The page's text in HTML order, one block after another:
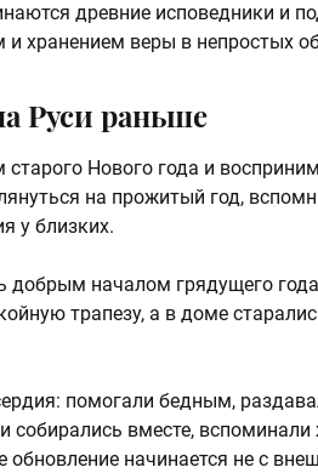
древние исповедники и
хранением веры в непростых
Руси раньше
Нового года и
на прожитый год,
у близких.
добрым началом грядущего
трапезу, а в доме
помогали бедным,
вместе, вспоминали
начинается не с